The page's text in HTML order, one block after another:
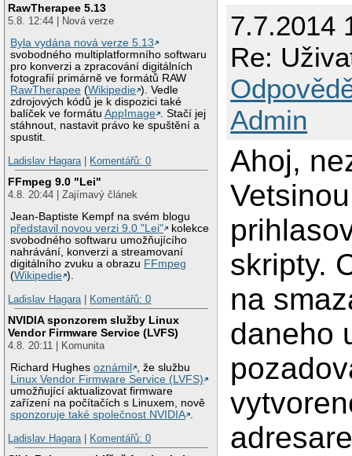
RawTherapee 5.13
5.8. 12:44 | Nová verze
Byla vydána nová verze 5.13
svobodného multiplatformního softwaru
pro konverzi a zpracování digitálních
fotografií primárně ve formátů RAW
RawTherapee (Wikipedie ). Vedle
zdrojových kódů je k dispozici také
balíček ve formátuAppImage . Stačí jej
stáhnout, nastavit právo ke spuštění a
spustit.
Ladislav Hagara| Komentářů: 0
FFmpeg 9.0 "Lei"
4.8. 20:44 | Zajímavý článek
Jean-Baptiste Kempf na svém blogu
představil novou verzi 9.0 "Lei"
kolekce
svobodného softwaru umožňujícího
nahrávání, konverzi a streamovaní
digitálního zvuku a obrazu FFmpeg
(Wikipedie ).
Ladislav Hagara| Komentářů: 0
NVIDIA sponzorem služby Linux
Vendor Firmware Service (LVFS)
4.8. 20:11 | Komunita
Richard Hughesoznámil
, že službu
Linux Vendor Firmware Service (LVFS)
umožňující aktualizovat firmware
zařízení na počítačích s Linuxem, nově
sponzoruje také společnost NVIDIA .
Ladislav Hagara| Komentářů: 0
7.7.2014
Re:
Admin
Ahoj,
skripty.
na
daneho